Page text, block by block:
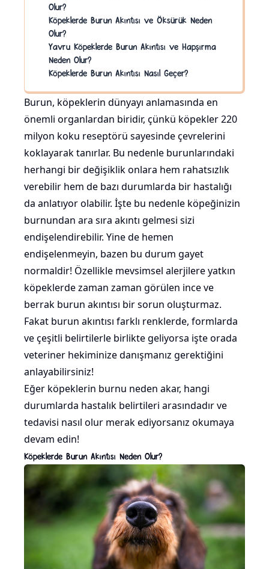
Olur?
Köpeklerde Burun Akıntısı ve Öksürük Neden
Olur?
Yavru Köpeklerde Burun Akıntısı ve Hapşırma
Neden Olur?
Köpeklerde Burun Akıntısı Nasıl Geçer?
Burun, köpeklerin dünyayı anlamasında en
önemli organlardan biridir, çünkü köpekler 220
milyon koku reseptörü sayesinde çevrelerini
koklayarak tanırlar. Bu nedenle burunlarındaki
herhangi bir değişiklik onlara hem rahatsızlık
verebilir hem de bazı durumlarda bir hastalığı
da anlatıyor olabilir. İşte bu nedenle köpeğinizin
burnundan ara sıra akıntı gelmesi sizi
endişelendirebilir. Yine de hemen
endişelenmeyin, bazen bu durum gayet
normaldir! Özellikle mevsimsel alerjilere yatkın
köpeklerde zaman zaman görülen ince ve
berrak burun akıntısı bir sorun oluşturmaz.
Fakat burun akıntısı farklı renklerde, formlarda
ve çeşitli belirtilerle birlikte geliyorsa işte orada
veteriner hekiminize danışmanız gerektiğini
anlayabilirsiniz!
Eğer köpeklerin burnu neden akar, hangi
durumlarda hastalık belirtileri arasındadır ve
tedavisi nasıl olur merak ediyorsanız okumaya
devam edin!
Köpeklerde Burun Akıntısı Neden Olur?